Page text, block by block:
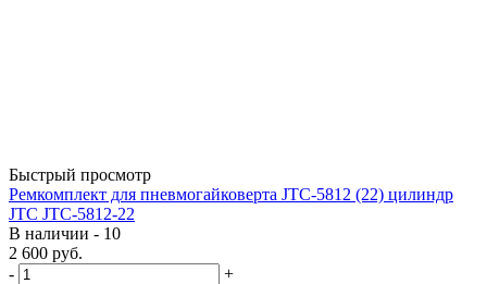
Быстрый просмотр
Ремкомплект для пневмогайковерта JTC-5812 (22) цилиндр
JTC JTC-5812-22
В наличии - 10
2 600 руб.
-
+